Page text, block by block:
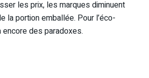
les prix, les marques diminuent
la portion emballée. Pour l’éco-
des paradoxes.